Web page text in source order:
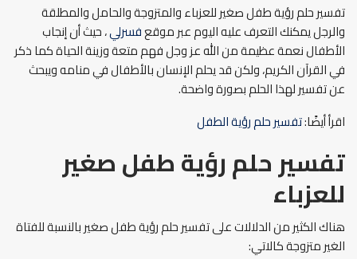
تفسير حلم رؤية طفل صغير للعزباء والمتزوجة والحامل والمطلقة
والرجل يمكنك التعرف عليه اليوم عبر موقعفسرلي، حيث أن إنجاب
الأطفال نعمة عظيمة من الله عز وجل فهم متعة وزينة الحياة كما ذكر
في القرآن الكريم، ولكن قد يحلم الإنسان بالأطفال في منامه ويبحث
عن تفسير لهذا الحلم بصورة واضحة.
اقرأ أيضًا:تفسير حلم رؤية الطفل
تفسير حلم رؤية طفل صغير
للعزباء
هناك الكثير من الدلالات على تفسير حلم رؤية طفل صغير بالنسبة للفتاة
الغير متزوجة كالاتي: